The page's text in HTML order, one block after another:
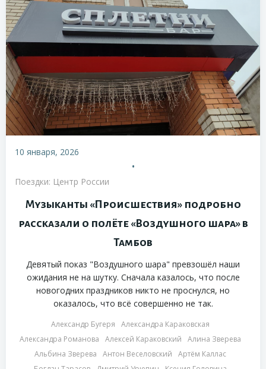
10 января, 2026
•
Поездки: Центр России
Музыканты «Происшествия» подробно
рассказали о полёте «Воздушного шара» в
Тамбов
Девятый показ "Воздушного шара" превзошёл наши
ожидания не на шутку. Сначала казалось, что после
новогодних праздников никто не проснулся, но
оказалось, что всё совершенно не так.
Александр Бугеря
Александра Караковская
Александра Романова
Алексей Караковский
Алина Зверева
Альбина Зверева
Антон Веселовский
Артём Каллас